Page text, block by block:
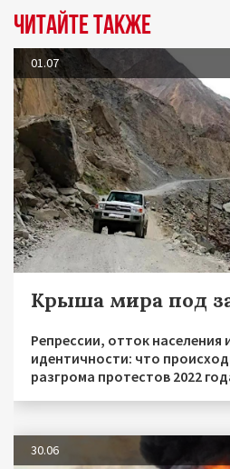
Читайте также
01.07
Крыша мира под
Репрессии, отток населения
идентичности: что
разгрома протестов 2022
30.06